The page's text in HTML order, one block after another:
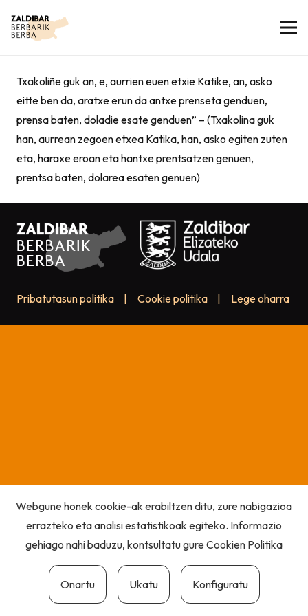
Txakoliñe guk an, e, aurrien euen etxie Katike, an, asko
eitte ben da, aratxe erun da antxe prenseta genduen,
prensa baten, doladie esate genduen” – (Txakolina guk
han, aurrean zegoen etxea Katika, han, asko egiten zuten
eta, haraxe eroan eta hantxe prentsatzen genuen,
prentsa baten, dolarea esaten genuen)
Pribatutasun politika Cookie politika Lege oharra
Webgune honek cookie-ak erabiltzen ditu, zure nabigazioa
errazteko eta analisi estatistikoak egiteko. Informazio
gehiago nahi baduzu, kontsultatu gureCookien Politika
Onartu Ukatu Konfiguratu